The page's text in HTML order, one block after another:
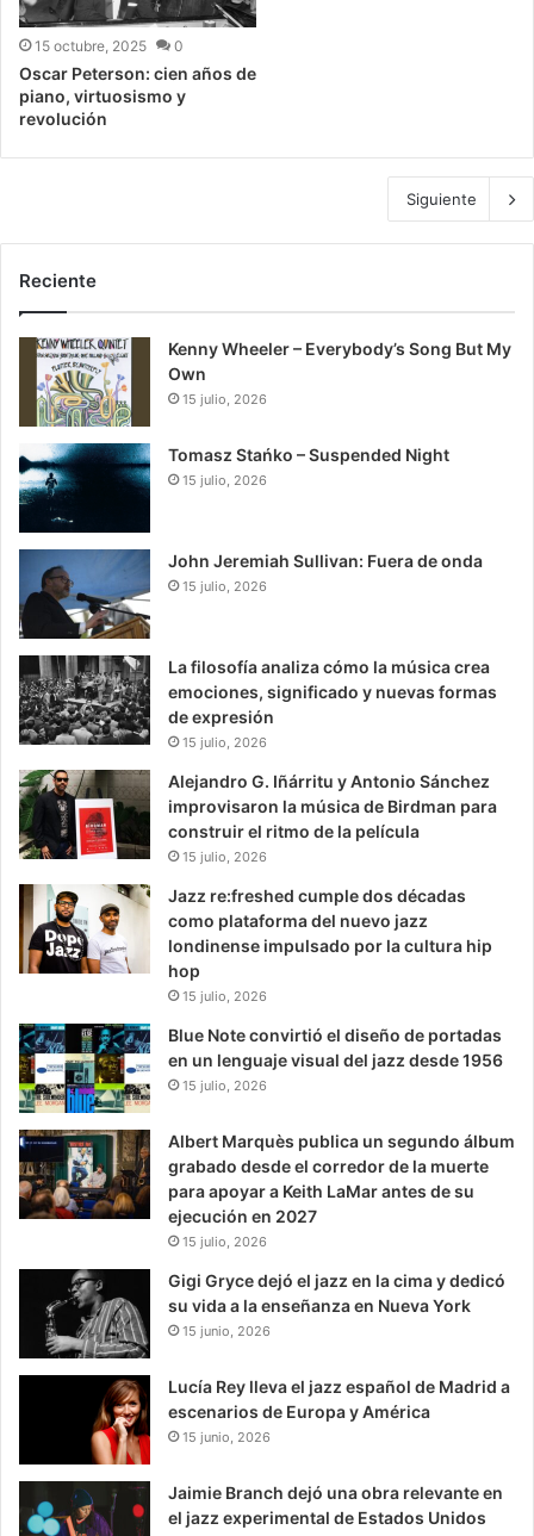
15 octubre, 2025 0
Oscar Peterson: cien años de
piano, virtuosismo y
revolución
Siguiente
Reciente
Kenny Wheeler – Everybody’s Song But My
Own
15 julio, 2026
Tomasz Stańko – Suspended Night
15 julio, 2026
John Jeremiah Sullivan: Fuera de onda
15 julio, 2026
La filosofía analiza cómo la música crea
emociones, significado y nuevas formas
de expresión
15 julio, 2026
Alejandro G. Iñárritu y Antonio Sánchez
improvisaron la música de Birdman para
construir el ritmo de la película
15 julio, 2026
Jazz re:freshed cumple dos décadas
como plataforma del nuevo jazz
londinense impulsado por la cultura hip
hop
15 julio, 2026
Blue Note convirtió el diseño de portadas
en un lenguaje visual del jazz desde 1956
15 julio, 2026
Albert Marquès publica un segundo álbum
grabado desde el corredor de la muerte
para apoyar a Keith LaMar antes de su
ejecución en 2027
15 julio, 2026
Gigi Gryce dejó el jazz en la cima y dedicó
su vida a la enseñanza en Nueva York
15 junio, 2026
Lucía Rey lleva el jazz español de Madrid a
escenarios de Europa y América
15 junio, 2026
Jaimie Branch dejó una obra relevante en
el jazz experimental de Estados Unidos